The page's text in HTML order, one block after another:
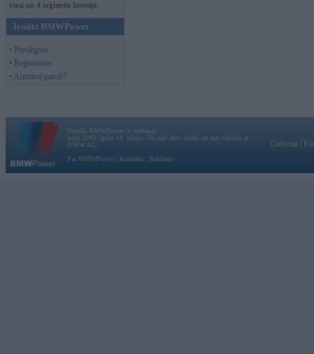
viesi un 4 reģistrēti lietotāji.
Ienākt BMWPower
• Pieslēgties
• Reģistrēties
• Aizmirsi paroli?
Vortāls BMWPower.lv darbojas
kopš 2002. gada 14. maija. Tas nav auto klubs un nav saistīts ar
BMW AG.
Par BMWPower
Kontakti Reklāma
Galvena